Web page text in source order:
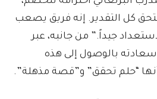
كل التقدير. إنه فريق يصعب
جيداً.” من جانبه، عبر
بالوصول إلى هذه
“حلم تحقق” و”قصة مذهلة”.